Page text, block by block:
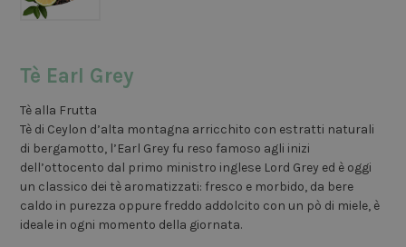
Tè Earl Grey
Tè alla Frutta
Tè di Ceylon d’alta montagna arricchito con estratti naturali
di bergamotto, l’Earl Grey fu reso famoso agli inizi
dell’ottocento dal primo ministro inglese Lord Grey ed è oggi
un classico dei tè aromatizzati: fresco e morbido, da bere
caldo in purezza oppure freddo addolcito con un pò di miele, è
ideale in ogni momento della giornata.